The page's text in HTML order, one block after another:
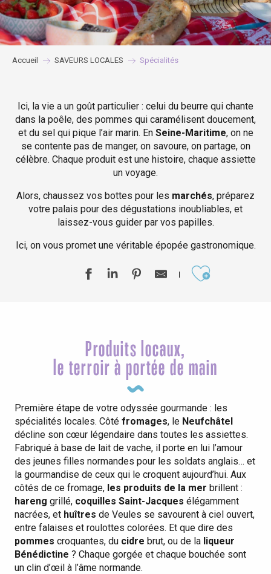
Accueil SAVEURS LOCALES Spécialités
Ici, la vie a un goût particulier : celui du beurre qui chante
dans la poêle, des pommes qui caramélisent doucement,
et du sel qui pique l’air marin. En Seine-Maritime, on ne
se contente pas de manger, on savoure, on partage, on
célèbre. Chaque produit est une histoire, chaque assiette
un voyage.
Alors, chaussez vos bottes pour les marchés, préparez
votre palais pour des dégustations inoubliables, et
laissez-vous guider par vos papilles.
Ici, on vous promet une véritable épopée gastronomique.
Produits locaux,
le terroir à portée de main
Première étape de votre odyssée gourmande : les
spécialités locales. Côté fromages, le Neufchâtel
décline son cœur légendaire dans toutes les assiettes.
Fabriqué à base de lait de vache, il porte en lui l’amour
des jeunes filles normandes pour les soldats anglais… et
la gourmandise de ceux qui le croquent aujourd’hui. Aux
côtés de ce fromage, les produits de la mer brillent :
hareng grillé, coquilles Saint-Jacques élégamment
nacrées, et huîtres de Veules se savourent à ciel ouvert,
entre falaises et roulottes colorées. Et que dire des
pommes croquantes, du cidre brut, ou de la liqueur
Bénédictine ? Chaque gorgée et chaque bouchée sont
un clin d’œil à l’âme normande.